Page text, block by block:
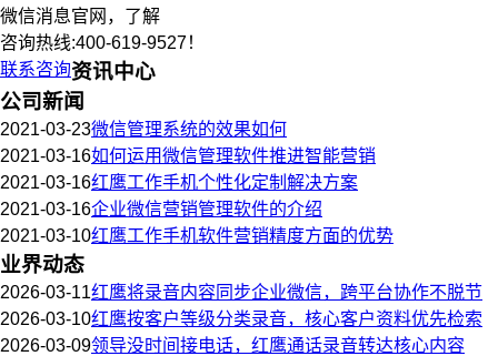
微信消息官网，了解
咨询热线:400-619-9527！
联系咨询资讯中心
公司新闻
2021-03-23微信管理系统的效果如何
2021-03-16如何运用微信管理软件推进智能营销
2021-03-16红鹰工作手机个性化定制解决方案
2021-03-16企业微信营销管理软件的介绍
2021-03-10红鹰工作手机软件营销精度方面的优势
业界动态
2026-03-11红鹰将录音内容同步企业微信，跨平台协作不脱节
2026-03-10红鹰按客户等级分类录音，核心客户资料优先检索
2026-03-09领导没时间接电话，红鹰通话录音转达核心内容